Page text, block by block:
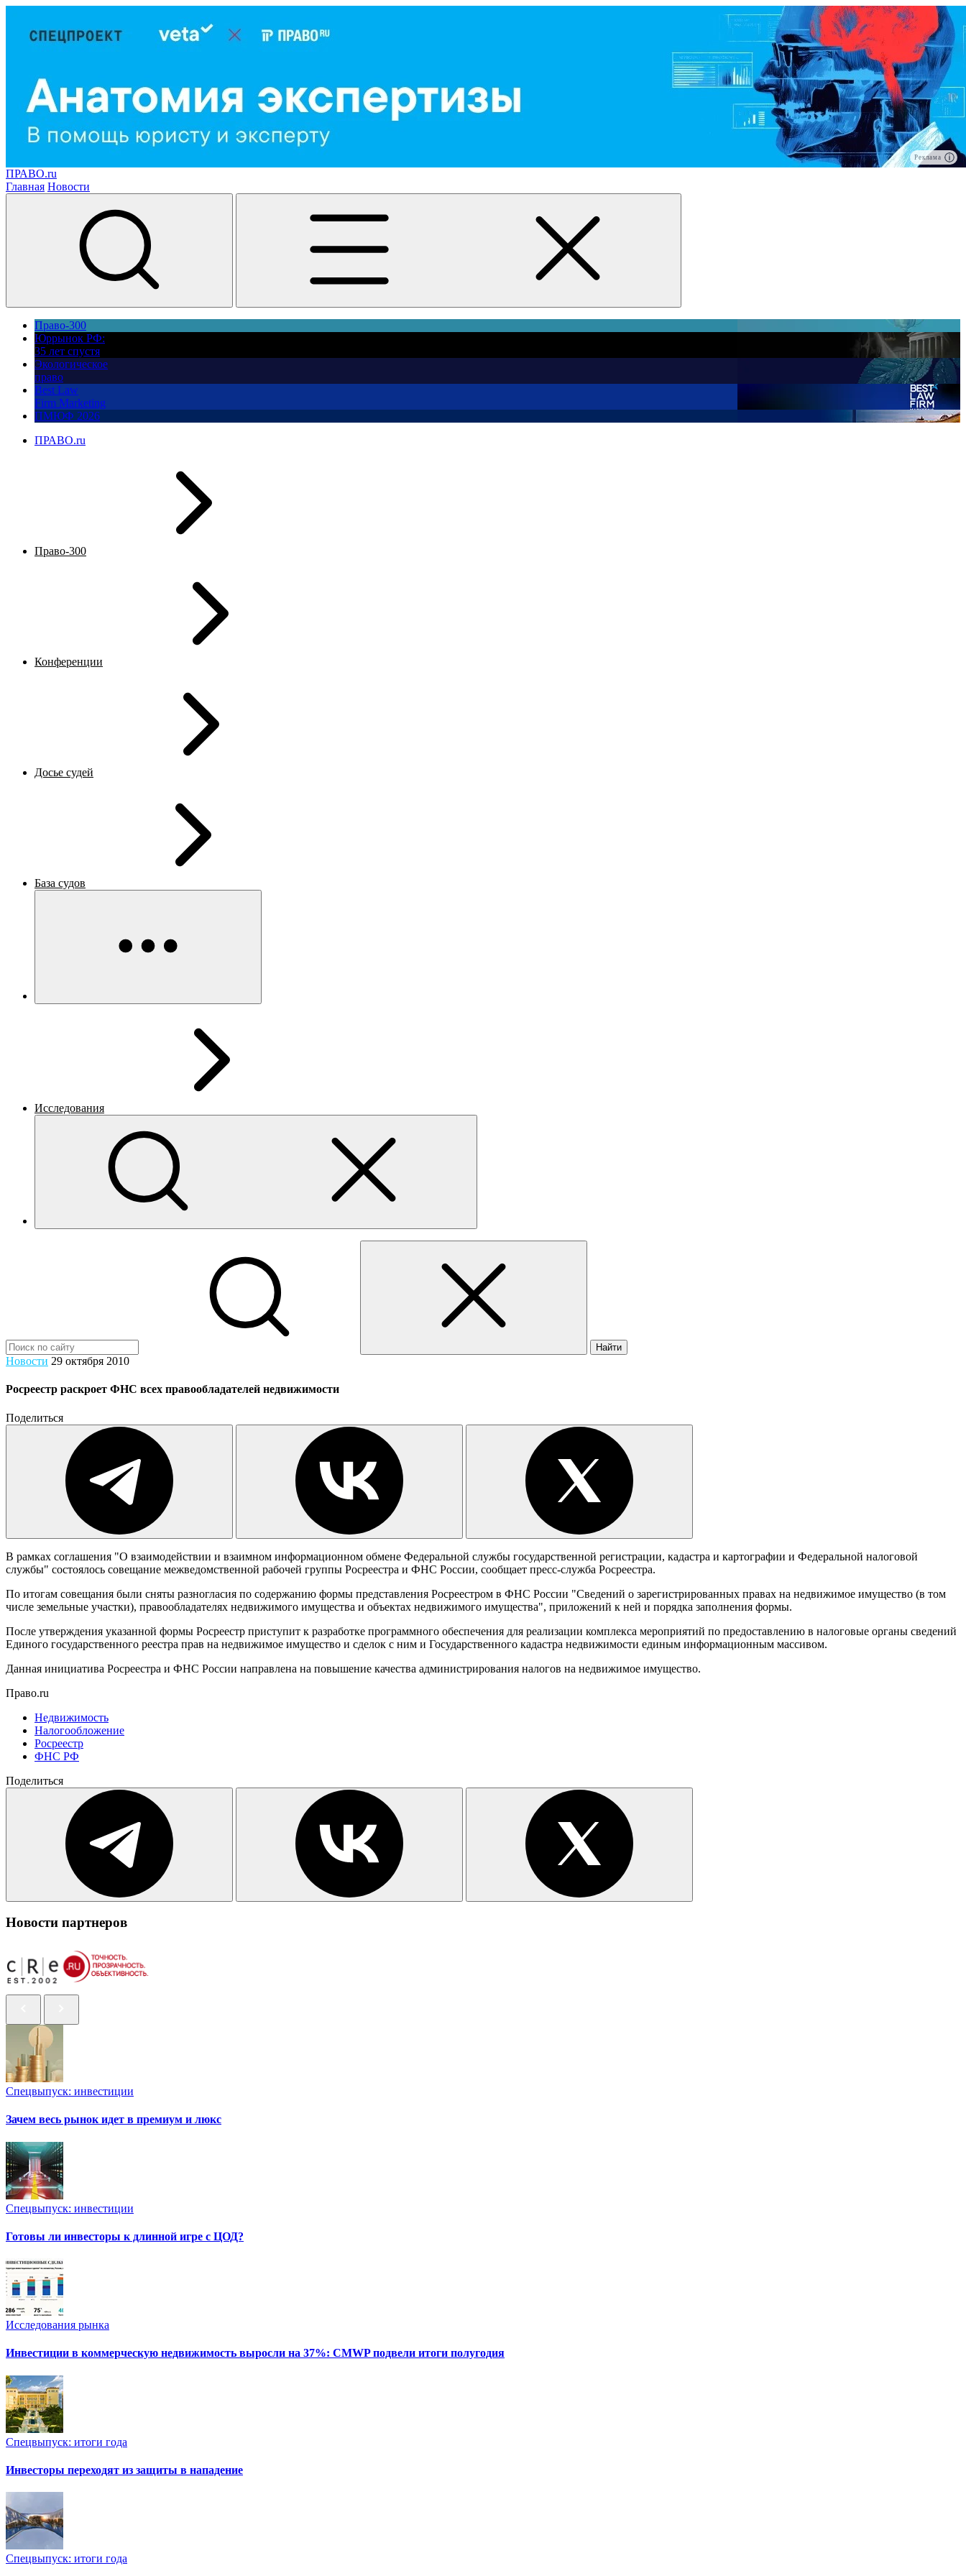
Реклама
ПРАВО.ru
Главная Новости
Право-300
Юррынок РФ:
35 лет спустя
Экологическое
право
Best Law
Firm Marketing
ПМЮФ 2026
ПРАВО.ru
Право-300
Конференции
Досье судей
База судов
Исследования
Найти
Новости 29 октября 2010
Росреестр раскроет ФНС всех правообладателей недвижимости
Поделиться
В рамках соглашения "О взаимодействии и взаимном информационном обмене Федеральной службы государственной регистрации, кадастра и картографии и Федеральной налоговой
службы" состоялось совещание межведомственной рабочей группы Росреестра и ФНС России, сообщает пресс-служба Росреестра.
По итогам совещания были сняты разногласия по содержанию формы представления Росреестром в ФНС России "Сведений о зарегистрированных правах на недвижимое имущество (в том
числе земельные участки), правообладателях недвижимого имущества и объектах недвижимого имущества", приложений к ней и порядка заполнения формы.
После утверждения указанной формы Росреестр приступит к разработке программного обеспечения для реализации комплекса мероприятий по предоставлению в налоговые органы сведений
Единого государственного реестра прав на недвижимое имущество и сделок с ним и Государственного кадастра недвижимости единым информационным массивом.
Данная инициатива Росреестра и ФНС России направлена на повышение качества администрирования налогов на недвижимое имущество.
Право.ru
Недвижимость
Налогообложение
Росреестр
ФНС РФ
Поделиться
Новости партнеров
Спецвыпуск: инвестиции
Зачем весь рынок идет в премиум и люкс
Спецвыпуск: инвестиции
Готовы ли инвесторы к длинной игре с ЦОД?
Исследования рынка
Инвестиции в коммерческую недвижимость выросли на 37%: CMWP подвели итоги полугодия
Спецвыпуск: итоги года
Инвесторы переходят из защиты в нападение
Спецвыпуск: итоги года